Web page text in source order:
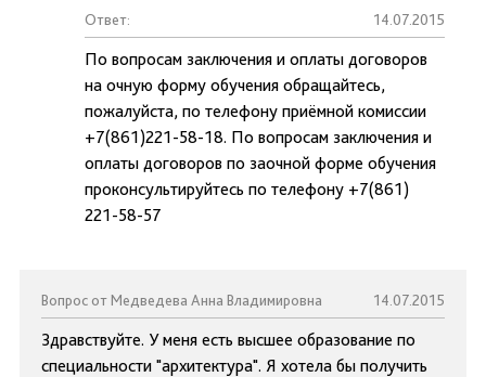
Ответ: 14.07.2015
По вопросам заключения и оплаты договоров
на очную форму обучения обращайтесь,
пожалуйста, по телефону приёмной комиссии
+7(861)221-58-18. По вопросам заключения и
оплаты договоров по заочной форме обучения
проконсультируйтесь по телефону +7(861)
221-58-57
Вопрос от Медведева Анна Владимировна 14.07.2015
Здравствуйте. У меня есть высшее образование по
специальности "архитектура". Я хотела бы получить